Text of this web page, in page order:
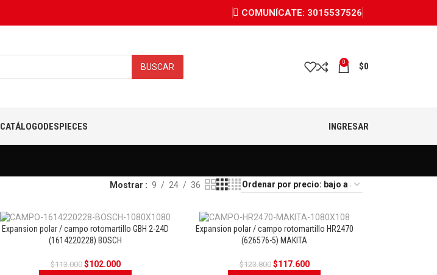
COMUNÍCATE: 3015537526
BUSCAR 0 $0
CATÁLOGODESPIECES INGRESAR
Mostrar 9 24 36
Expansion polar / campo rotomartillo GBH 2-24D
(1614220228) BOSCH
$113.000 $102.000
Expansion polar / campo rotomartillo HR2470
(626576-5) MAKITA
$123.800 $117.600